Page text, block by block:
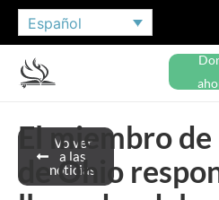
Español
Volver
a las
noticias
El miembro de
de Ohio